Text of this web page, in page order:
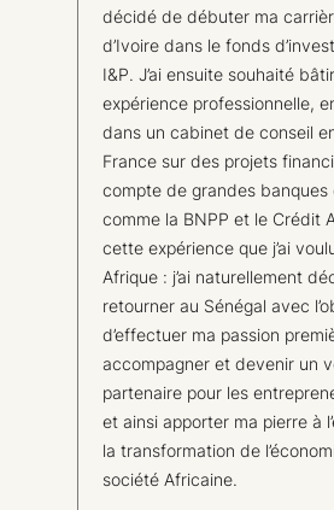
décidé de débuter ma
d’Ivoire dans le fonds
I&P. J’ai ensuite souhaité
expérience professionnelle,
dans un cabinet de conseil
France sur des projets
compte de grandes banques
comme la BNPP et le Crédit
cette expérience que j’ai
Afrique : j’ai naturellement
retourner au Sénégal avec
d’effectuer ma passion
accompagner et devenir un
partenaire pour les
et ainsi apporter ma pierre à
la transformation de
société Africaine.